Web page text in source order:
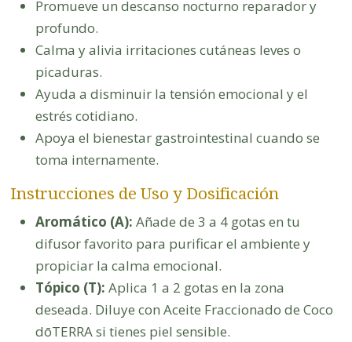
Promueve un descanso nocturno reparador y
profundo.
Calma y alivia irritaciones cutáneas leves o
picaduras.
Ayuda a disminuir la tensión emocional y el
estrés cotidiano.
Apoya el bienestar gastrointestinal cuando se
toma internamente.
Instrucciones de Uso y Dosificación
Aromático (A): Añade de 3 a 4 gotas en tu
difusor favorito para purificar el ambiente y
propiciar la calma emocional.
Tópico (T): Aplica 1 a 2 gotas en la zona
deseada. Diluye con Aceite Fraccionado de Coco
dōTERRA si tienes piel sensible.